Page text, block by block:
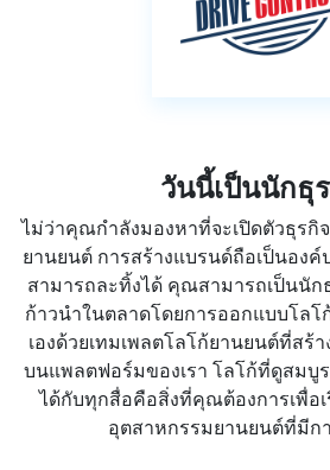
วันนี้เป็นนักธุ
ไม่ว่าคุณกำลังมองหาที่จะเปิดตัวธุร
ยานยนต์ การสร้างแบรนด์ถือเป็นอง
สามารถละทิ้งได้ คุณสามารถเป็นนัก
ก้าวนำในตลาดโดยการออกแบบโล
เองด้วยเทมเพลตโลโก้ยานยนต์ที่สร้
บนแพลตฟอร์มของเรา โลโก้ที่ดูสมบู
ได้กับทุกสื่อคือสิ่งที่คุณต้องการเพื่อ
อุตสาหกรรมยานยนต์ที่มีก